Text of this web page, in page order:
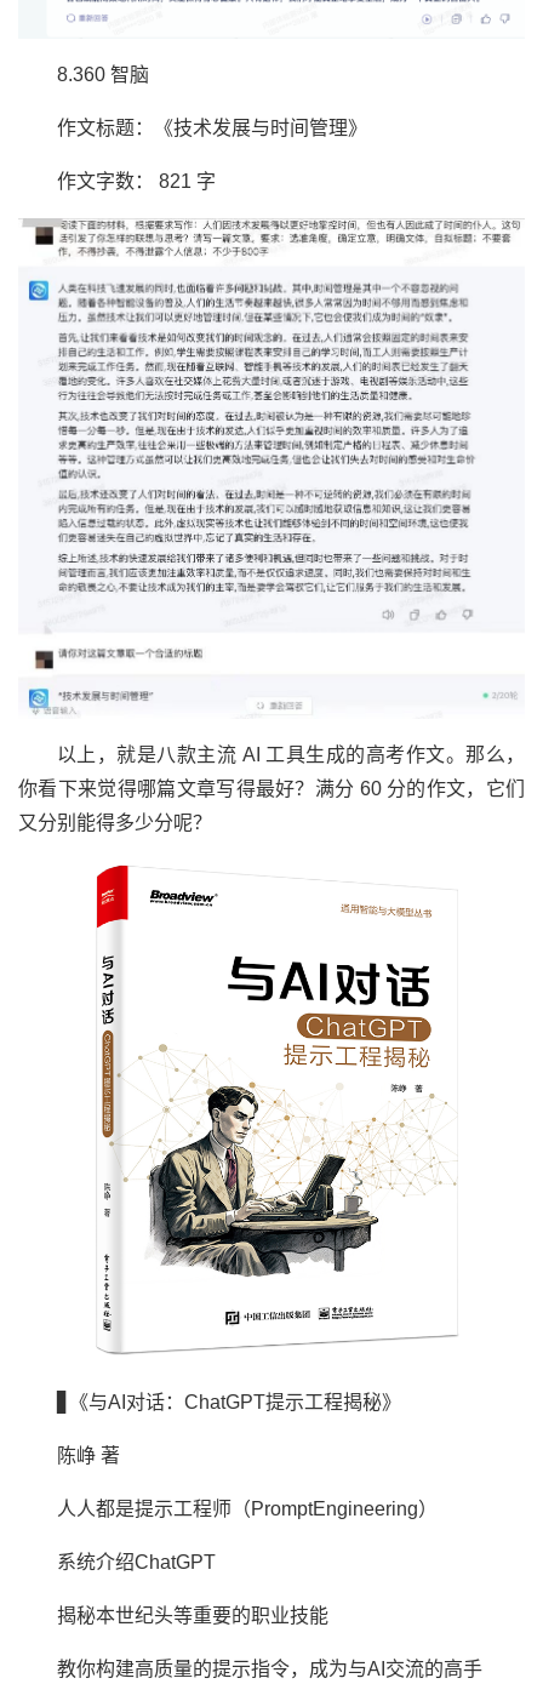
8.360 智脑
作文标题：《技术发展与时间管理》
作文字数： 821 字
以上，就是八款主流 AI 工具生成的高考作文。那么，
你看下来觉得哪篇文章写得最好？满分 60 分的作文，它们
又分别能得多少分呢？
▊《与AI对话：ChatGPT提示工程揭秘》
陈峥 著
人人都是提示工程师（PromptEngineering）
系统介绍ChatGPT
揭秘本世纪头等重要的职业技能
教你构建高质量的提示指令，成为与AI交流的高手